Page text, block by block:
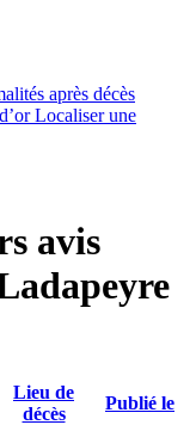
après décès
Localiser une
avis
Lieu de
décès
Publié le